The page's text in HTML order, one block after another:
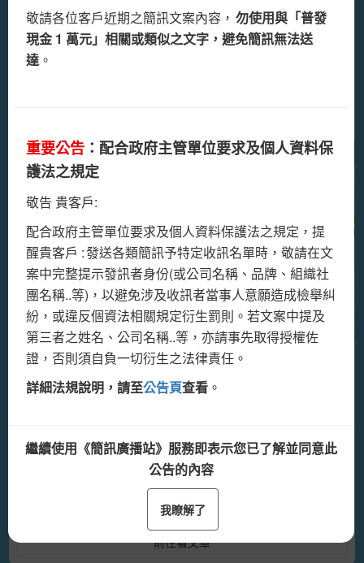
偵查機制包含鎖定特定手機門號交予警方，阻擋簡訊內容
帶有借貸、投資、銀行名稱、加Line……等包含但不限於
之相關字樣的過濾機制。
🚩最新公告 - 會員註冊說明🚩
因應警政署165反詐騙措施，即日起如需申請簡訊發送帳
簡訊廣播站自2024年9月19日起，僅開放企業用戶申請註
冊。
【企業用戶】須提供最新版之企業變更登記表/企業營業
登記證影本、負責人之身份證影本、申請窗口之身份證影
本，並於帳號申請單蓋上統一發票章以供審核。
申請核可後即可登入發送簡訊並獲得免費測試點數50點
🚩最新公告🚩
僅提供HTTPS加密連線，請檢查目前連線網址、我的最
愛中的網址是否為「https://」開頭，避免連線錯誤，造成
🚩例行維護通知🚩
在數位行銷環境中，企業面臨社群演算法限制與訊息競
爭激烈的問題。圖文簡訊（MMS）提供直接有效的溝通
方式，透過視覺化圖文內容加深客戶印象，並支援精準
《詮力科技》企業級簡訊發送平台，提供穩
定安全的訊息傳輸服務
即時監控與多重備援機制的企業級簡訊平台，並通過ISO
27001:2022國際資安認證，協助企業兼顧傳輸效率與資
前往看文章
敬請各位客戶近期之簡訊文案內容， 勿使用與「普發
現金 1 萬元」相關或類似之文字，避免簡訊無法送
達。
重要公告 ：配合政府主管單位要求及個人資料保
護法之規定
敬告 貴客戶:
配合政府主管單位要求及個人資料保護法之規定，提
醒貴客戶 : 發送各類簡訊予特定收訊名單時，敬請在文
案中完整提示發訊者身份(或公司名稱、品牌、組織社
團名稱..等)，以避免涉及收訊者當事人意願造成檢舉糾
紛，或違反個資法相關規定衍生罰則。若文案中提及
第三者之姓名、公司名稱..等，亦請事先取得授權佐
證，否則須自負一切衍生之法律責任。
詳細法規說明，請至公告頁查看 。
繼續使用《簡訊廣播站》服務即表示您已了解並同意此
公告的內容
我瞭解了